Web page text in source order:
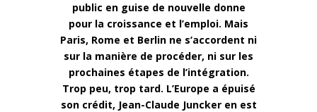
public en guise de nouvelle donne
pour la croissance et l’emploi. Mais
Paris, Rome et Berlin ne s’accordent ni
sur la manière de procéder, ni sur les
prochaines étapes de l’intégration.
Trop peu, trop tard. L’Europe a épuisé
son crédit, Jean-Claude Juncker en est